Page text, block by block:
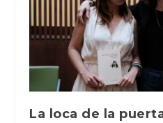
La loca de la